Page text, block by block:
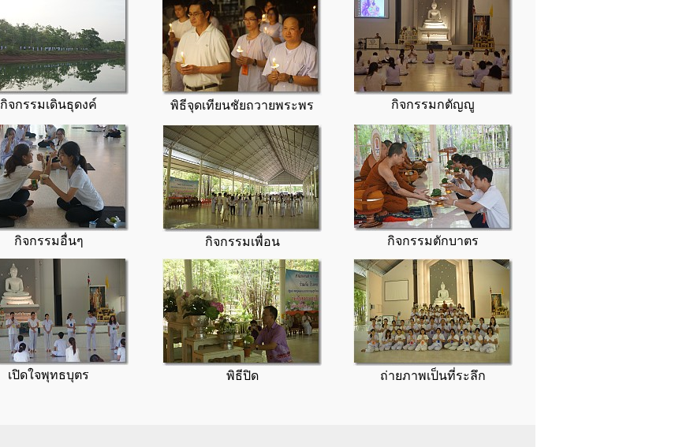
กิจกรรมเดินธุดงค์ พิธีจุดเทียนชัยถวายพระพร กิจกรรมกตัญญู
กิจกรรมอื่นๆ กิจกรรมเพื่อน กิจกรรมตักบาตร
เปิดใจพุทธบุตร พิธีปิด ถ่ายภาพเป็นที่ระลึก